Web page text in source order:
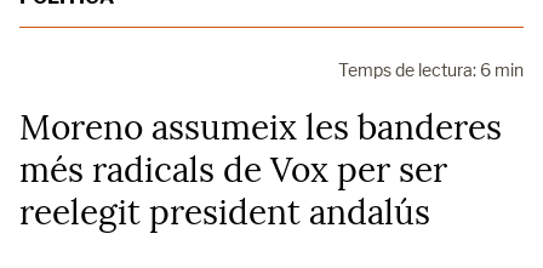
Temps de lectura: 6 min
Moreno assumeix les banderes
més radicals de Vox per ser
reelegit president andalús